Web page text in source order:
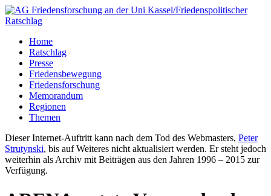
Home
Ratschlag
Presse
Friedensbewegung
Friedensforschung
Memorandum
Regionen
Themen
Dieser Internet-Auftritt kann nach dem Tod des Webmasters, Peter
Strutynski, bis auf Weiteres nicht aktualisiert werden. Er steht jedoch
weiterhin als Archiv mit Beiträgen aus den Jahren 1996 – 2015 zur
Verfügung.